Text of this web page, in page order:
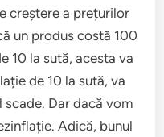
creștere a prețurilor
un produs costă 100
10 la sută, acesta va
de 10 la sută, va
Dar dacă vom
Adică, bunul